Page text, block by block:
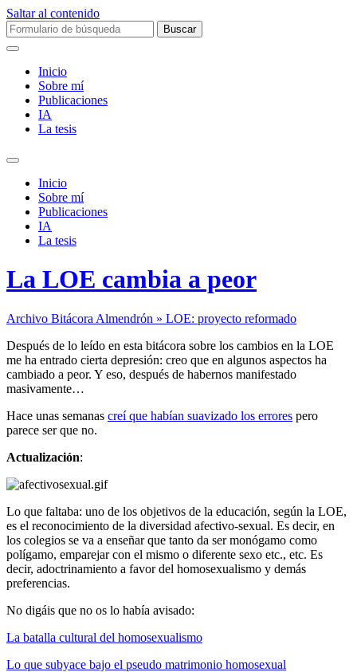
Saltar al contenido
Buscar:
Inicio
Sobre mí­
Publicaciones
IA
La tesis
Alternar
campo
búsqueda
Inicio
Sobre mí­
Publicaciones
IA
La tesis
La LOE cambia a peor
Archivo Bitácora Almendrón » LOE: proyecto reformado
Después de lo leído en esta bitácora sobre los cambios en la LOE
me ha entrado cierta depresión: creo que en algunos aspectos ha
cambiado a peor. Y eso, después de habernos manifestado
masivamente…
Hace unas semanas creí que habían suavizado los errores pero
parece ser que no.
Actualización:
Lo que faltaba: uno de los objetivos de la educación, según la LOE,
es el reconocimiento de la diversidad afectivo-sexual. Es decir, en
los colegios se va a enseñar que tanto da ser monógamo como
polígamo, emparejar con el mismo o diferente sexo etc., etc. Es
decir, adoctrinamiento a favor del homosexualismo y demás
preferencias.
No digáis que no os lo había avisado:
La batalla cultural del homosexualismo
Lo que subyace bajo el pseudo matrimonio homosexual